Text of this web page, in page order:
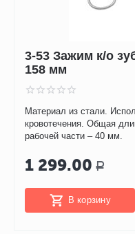
3-53 Зажим к/о
158 мм
Материал из стали.
кровотечения. Общая
рабочей части – 40 мм.
1 299.00 Р
В корзину